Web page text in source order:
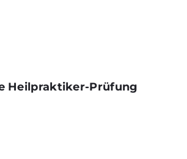
Heilpraktiker-Prüfung